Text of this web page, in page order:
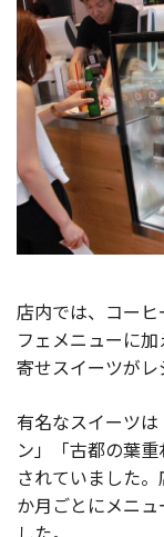
店内では、コー
フェメニューに
寄せスイーツがレ
有名なスイーツ
ン」「古都の葉
されていました
か月ごとにメニ